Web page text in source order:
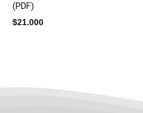
(PDF)
$21.000